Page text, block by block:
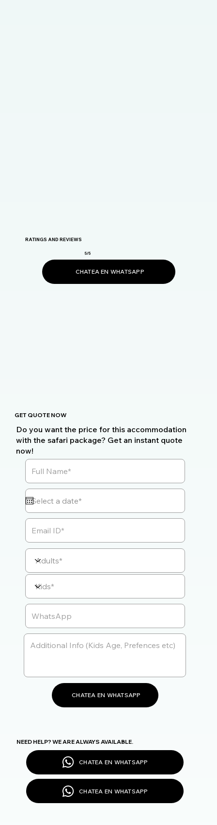
RATINGS AND REVIEWS
5/5
CHATEA EN WHATSAPP
GET QUOTE NOW
Do you want the price for this accommodation
with the safari package? Get an instant quote
now!
CHATEA EN WHATSAPP
NEED HELP? WE ARE ALWAYS AVAILABLE.
CHATEA EN WHATSAPP
CHATEA EN WHATSAPP